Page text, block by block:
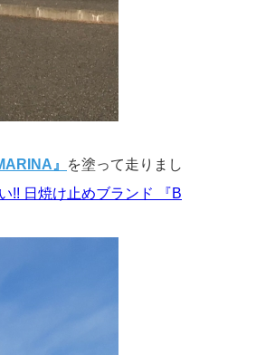
』
を塗って走りまし
!! 日焼け止めブランド 『B